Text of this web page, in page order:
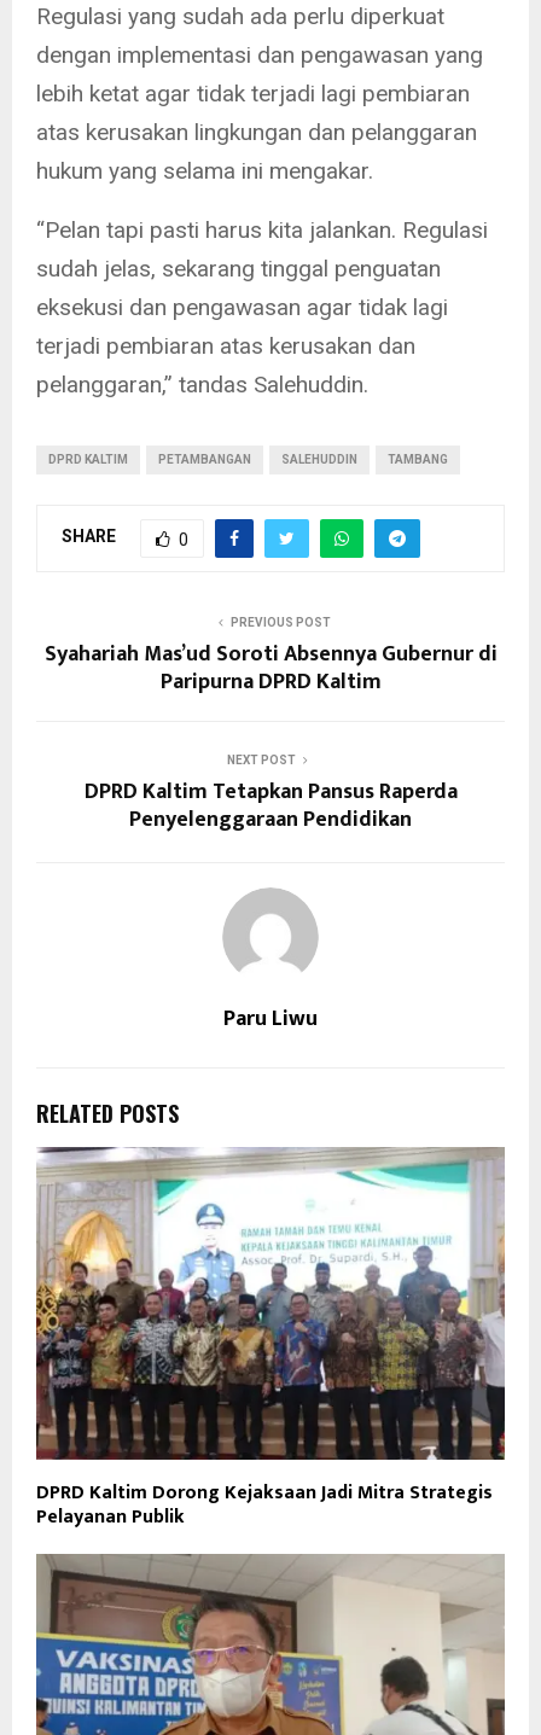
Regulasi yang sudah ada perlu diperkuat
dengan implementasi dan pengawasan yang
lebih ketat agar tidak terjadi lagi pembiaran
atas kerusakan lingkungan dan pelanggaran
hukum yang selama ini mengakar.
“Pelan tapi pasti harus kita jalankan. Regulasi
sudah jelas, sekarang tinggal penguatan
eksekusi dan pengawasan agar tidak lagi
terjadi pembiaran atas kerusakan dan
pelanggaran,” tandas Salehuddin.
DPRD KALTIM PETAMBANGAN SALEHUDDIN TAMBANG
SHARE 0
PREVIOUS POST
Syahariah Mas’ud Soroti Absennya Gubernur di
Paripurna DPRD Kaltim
NEXT POST
DPRD Kaltim Tetapkan Pansus Raperda
Penyelenggaraan Pendidikan
Paru Liwu
RELATED POSTS
DPRD Kaltim Dorong Kejaksaan Jadi Mitra Strategis
Pelayanan Publik